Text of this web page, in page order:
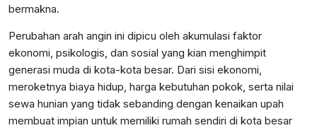
bermakna.
Perubahan arah angin ini dipicu oleh akumulasi faktor
ekonomi, psikologis, dan sosial yang kian menghimpit
generasi muda di kota-kota besar. Dari sisi ekonomi,
meroketnya biaya hidup, harga kebutuhan pokok, serta nilai
sewa hunian yang tidak sebanding dengan kenaikan upah
membuat impian untuk memiliki rumah sendiri di kota besar